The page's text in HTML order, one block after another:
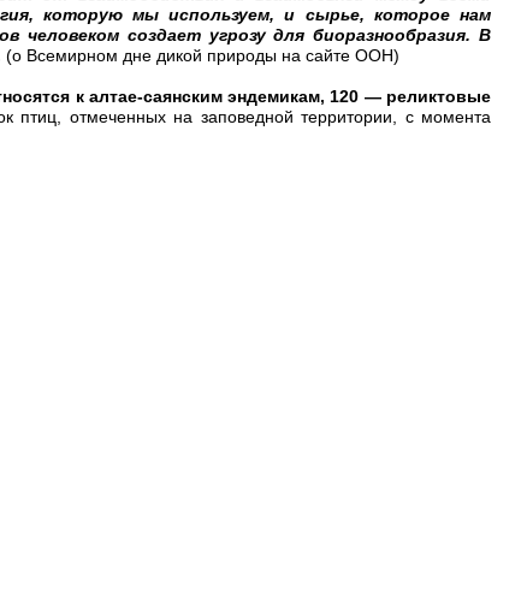
которую мы используем, и сырье, которое нам
человеком создает угрозу для биоразнообразия. В
(о Всемирном дне дикой природы на сайте ООН)
к алтае-саянским эндемикам, 120 — реликтовые
птиц, отмеченных на заповедной территории, с момента